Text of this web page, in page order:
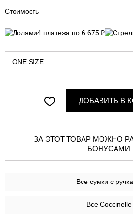
Стоимость
4 платежа по 6 675 ₽
ONE SIZE
ДОБАВИТЬ В
ЗА ЭТОТ ТОВАР МОЖНО РАСПЛАТИТЬСЯ
БОНУСАМИ
Все сумки с
Все Coccinelle